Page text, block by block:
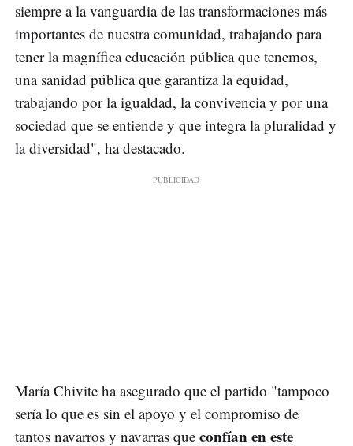
siempre a la vanguardia de las transformaciones más
importantes de nuestra comunidad, trabajando para
tener la magnífica educación pública que tenemos,
una sanidad pública que garantiza la equidad,
trabajando por la igualdad, la convivencia y por una
sociedad que se entiende y que integra la pluralidad y
la diversidad", ha destacado.
María Chivite ha asegurado que el partido "tampoco
sería lo que es sin el apoyo y el compromiso de
tantos navarros y navarras que confían en este